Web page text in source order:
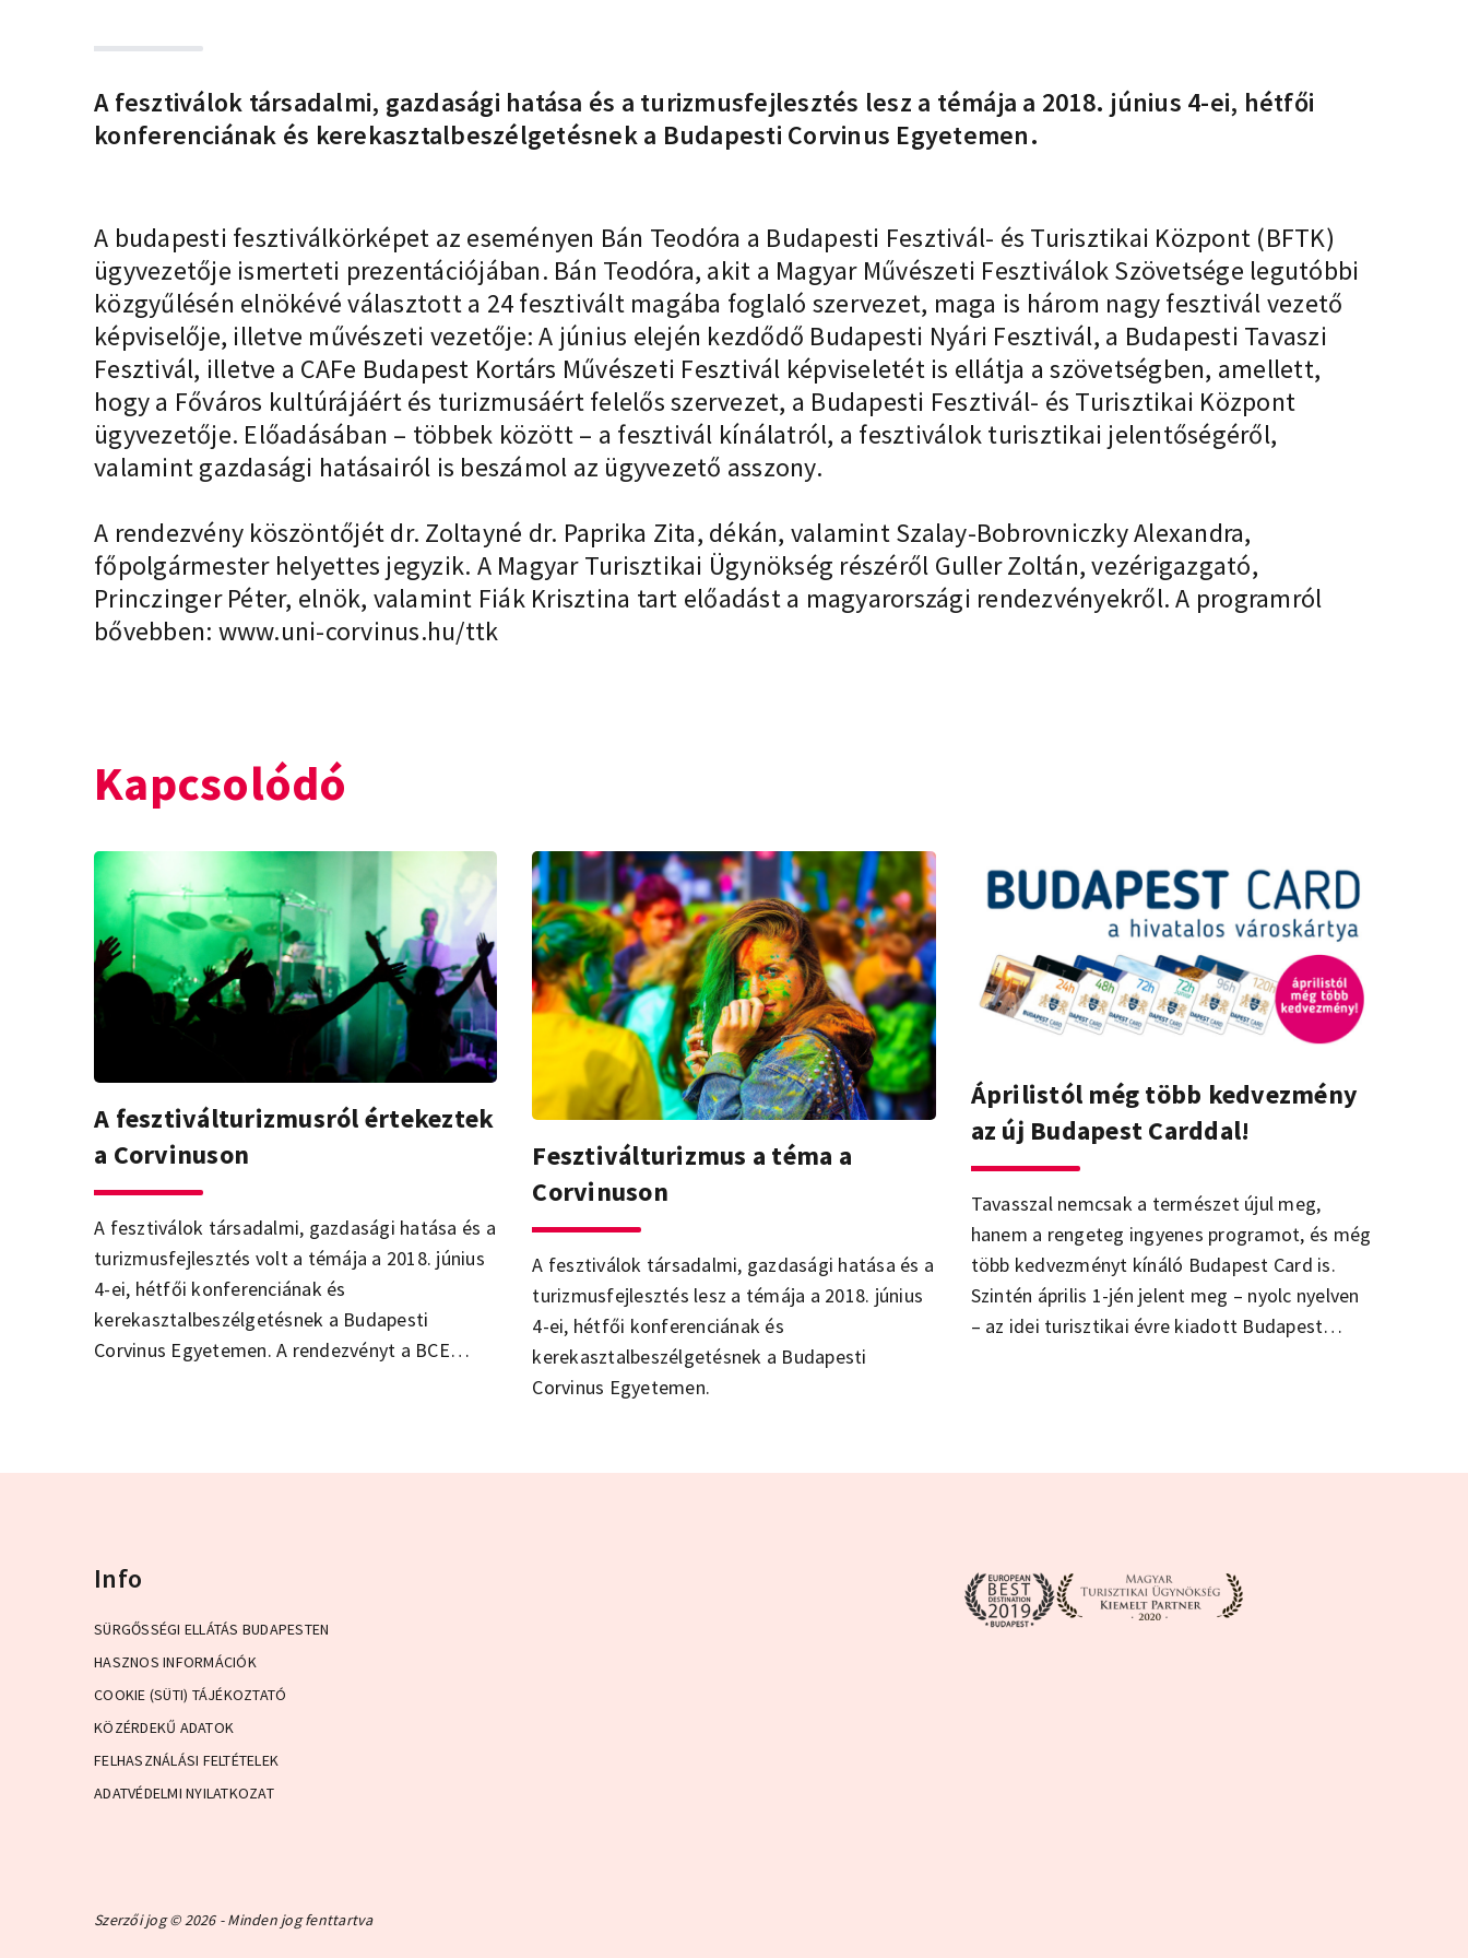
A fesztiválok társadalmi, gazdasági hatása és a turizmusfejlesztés lesz a témája a 2018. június 4-ei, hétfői
konferenciának és kerekasztalbeszélgetésnek a Budapesti Corvinus Egyetemen.
A budapesti fesztiválkörképet az eseményen Bán Teodóra a Budapesti Fesztivál- és Turisztikai Központ (BFTK)
ügyvezetője ismerteti prezentációjában. Bán Teodóra, akit a Magyar Művészeti Fesztiválok Szövetsége legutóbbi
közgyűlésén elnökévé választott a 24 fesztivált magába foglaló szervezet, maga is három nagy fesztivál vezető
képviselője, illetve művészeti vezetője: A június elején kezdődő Budapesti Nyári Fesztivál, a Budapesti Tavaszi
Fesztivál, illetve a CAFe Budapest Kortárs Művészeti Fesztivál képviseletét is ellátja a szövetségben, amellett,
hogy a Főváros kultúrájáért és turizmusáért felelős szervezet, a Budapesti Fesztivál- és Turisztikai Központ
ügyvezetője. Előadásában – többek között – a fesztivál kínálatról, a fesztiválok turisztikai jelentőségéről,
valamint gazdasági hatásairól is beszámol az ügyvezető asszony.
A rendezvény köszöntőjét dr. Zoltayné dr. Paprika Zita, dékán, valamint Szalay-Bobrovniczky Alexandra,
főpolgármester helyettes jegyzik. A Magyar Turisztikai Ügynökség részéről Guller Zoltán, vezérigazgató,
Princzinger Péter, elnök, valamint Fiák Krisztina tart előadást a magyarországi rendezvényekről. A programról
bővebben: www.uni-corvinus.hu/ttk
Kapcsolódó
A fesztiválturizmusról értekeztek
a Corvinuson
A fesztiválok társadalmi, gazdasági hatása és a
turizmusfejlesztés volt a témája a 2018. június
4-ei, hétfői konferenciának és
kerekasztalbeszélgetésnek a Budapesti
Corvinus Egyetemen. A rendezvényt a BCE
Fesztiválturizmus a téma a
Corvinuson
A fesztiválok társadalmi, gazdasági hatása és a
turizmusfejlesztés lesz a témája a 2018. június
4-ei, hétfői konferenciának és
kerekasztalbeszélgetésnek a Budapesti
Corvinus Egyetemen.
Áprilistól még több kedvezmény
az új Budapest Carddal!
Tavasszal nemcsak a természet újul meg,
hanem a rengeteg ingyenes programot, és még
több kedvezményt kínáló Budapest Card is.
Szintén április 1-jén jelent meg – nyolc nyelven
– az idei turisztikai évre kiadott Budapest
városkártyacsalád, a Budapest Card kínálatából
Info
SÜRGŐSSÉGI ELLÁTÁS BUDAPESTEN
HASZNOS INFORMÁCIÓK
COOKIE (SÜTI) TÁJÉKOZTATÓ
KÖZÉRDEKŰ ADATOK
FELHASZNÁLÁSI FELTÉTELEK
ADATVÉDELMI NYILATKOZAT
Szerzői jog © 2026 - Minden jog fenttartva